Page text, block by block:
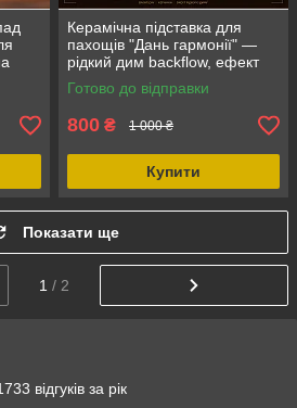
Керамічна підставка для
пахощів "Дань гармонії" —
рідкий дим backflow, ефект
водоспаду, чайник і піала в
долонях + комплект конус
Готово до відправки
800 ₴ 1 000 ₴
Купити
Показати ще
1 / 2
відгуків за рік